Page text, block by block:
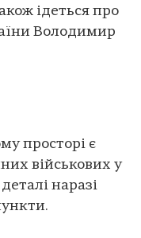
ідеться про
Володимир
просторі є
військових у
наразі